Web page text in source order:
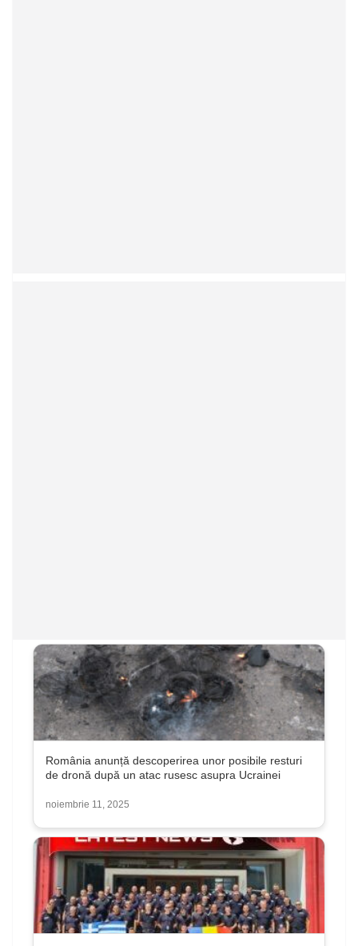
România anunță descoperirea unor posibile resturi
de dronă după un atac rusesc asupra Ucrainei
noiembrie 11, 2025